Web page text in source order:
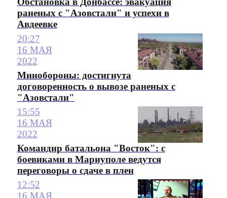
раненых с "Азовстали" и успехи в
Авдеевке
20:27
16 МАЯ
2022
Минобороны: достигнута
договоренность о вывозе раненых с
"Азовстали"
15:55
16 МАЯ
2022
Командир батальона "Восток": с
боевиками в Мариуполе ведутся
переговоры о сдаче в плен
12:52